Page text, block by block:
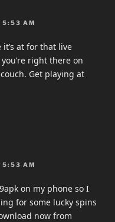
5:53 AM
at for that live
right there on
Get playing at
5:53 AM
on my phone so I
for some lucky spins
now from